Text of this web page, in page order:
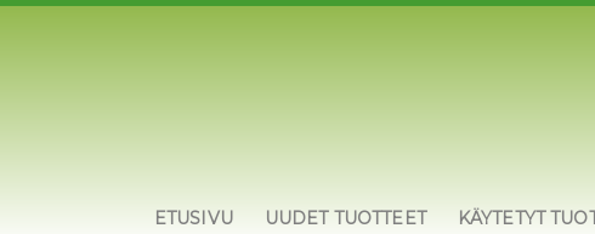
ETUSIVU UUDET TUOTTEET KÄYTETYT